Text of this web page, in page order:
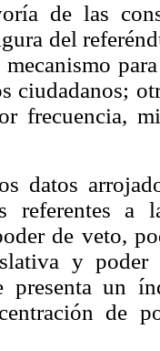
de las
del
mecanismo
ciudadanos;
frecuencia,
datos
referentes a
de veto,
y
presenta un
de